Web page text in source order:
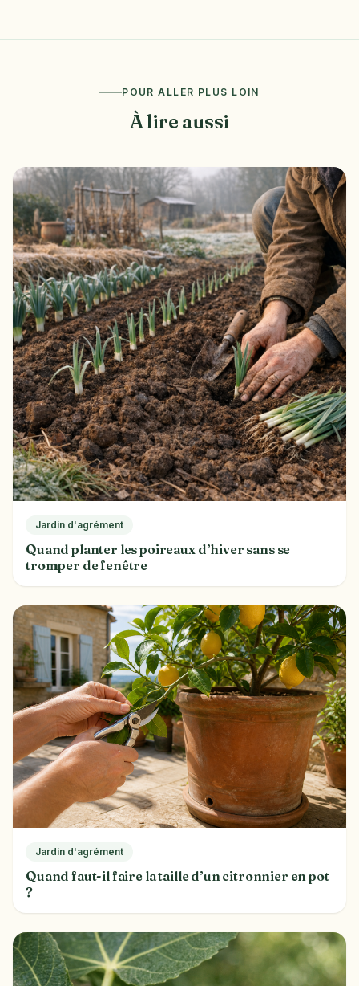
POUR ALLER PLUS LOIN
À lire aussi
Jardin d'agrément
Quand planter les poireaux d’hiver sans se
tromper de fenêtre
Jardin d'agrément
Quand faut-il faire la taille d’un citronnier en pot
?